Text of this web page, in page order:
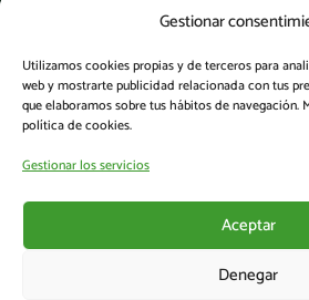
Gestionar
Utilizamos cookies propias y de terceros para
web y mostrarte publicidad relacionada con tus
que elaboramos sobre tus hábitos de navegación.
política de cookies.
Gestionar los servicios
Aceptar
Denegar
Derechos ARCO
Garantía de productos